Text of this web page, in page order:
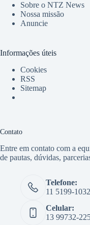
Sobre o NTZ News
Nossa missão
Anuncie
Informações úteis
Cookies
RSS
Sitemap
Contato
Entre em contato com a
de pautas, dúvidas,
Telefone:
11 5199-1032
Celular:
13 99732-